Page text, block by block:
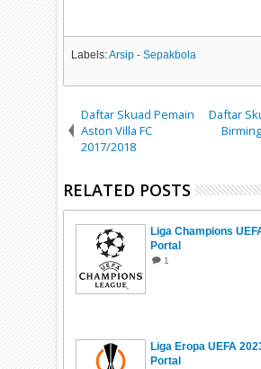
Labels:Arsip - Sepakbola
Daftar Skuad Pemain
Aston Villa FC
2017/2018
Daftar
RELATED POSTS
Liga Champions
Portal
1
Liga Eropa UEFA
Portal